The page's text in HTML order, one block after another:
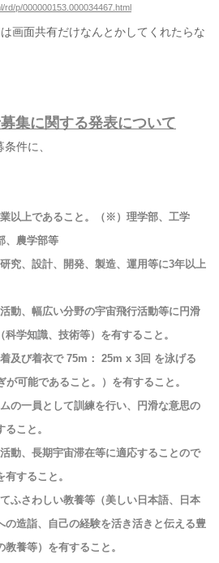
rd/p/000000153.000034467.html
画面共有だけなんとかしてくれたらな
集に関する発表について
件に、
以上であること。（※）理学部、工学
、農学部等
究、設計、開発、製造、運用等に3年以上
動、幅広い分野の宇宙飛行活動等に円滑
学知識、技術等）を有すること。
及び着衣で 75m： 25m x 3回 を泳げる
可能であること。）を有すること。
の一員として訓練を行い、円滑な意思の
こと。
動、長期宇宙滞在等に適応することので
すること。
ふさわしい教養等（美しい日本語、日本
の造詣、自己の経験を活き活きと伝える豊
養等）を有すること。